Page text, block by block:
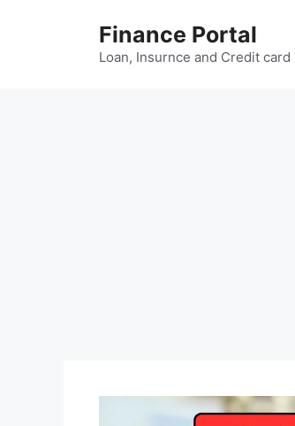
Finance Portal
Loan, Insurnce and Credit card